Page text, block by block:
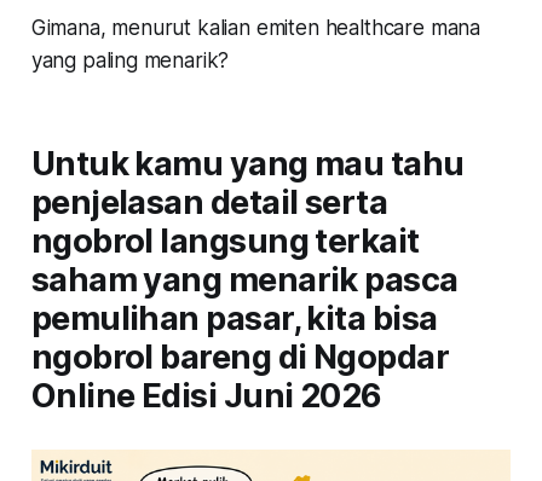
Gimana, menurut kalian emiten healthcare mana
yang paling menarik?
Untuk kamu yang mau tahu
penjelasan detail serta
ngobrol langsung terkait
saham yang menarik pasca
pemulihan pasar, kita bisa
ngobrol bareng di Ngopdar
Online Edisi Juni 2026